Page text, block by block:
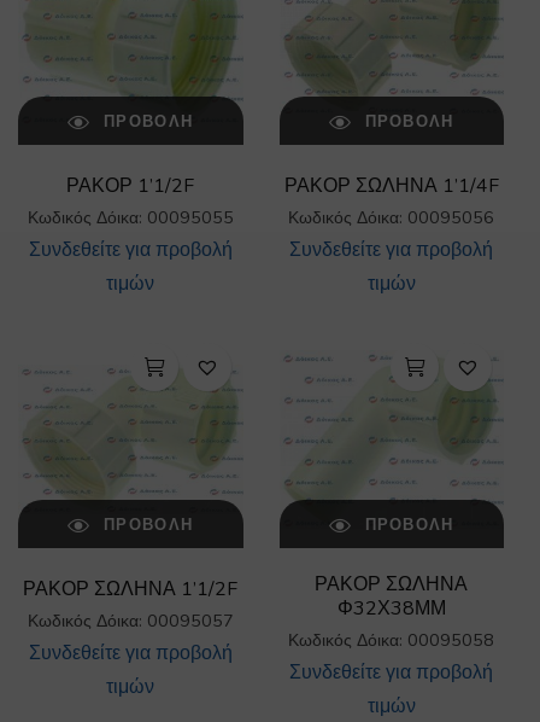
ΠΡΟΒΟΛΉ
ΡΑΚΟΡ 1’1/2F
Κωδικός Δόικα: 00095055
Συνδεθείτε για προβολή
τιμών
ΠΡΟΒΟΛΉ
ΡΑΚΟΡ ΣΩΛΗΝΑ 1’1/4F
Κωδικός Δόικα: 00095056
Συνδεθείτε για προβολή
τιμών
ΠΡΟΒΟΛΉ
ΡΑΚΟΡ ΣΩΛΗΝΑ 1’1/2F
Κωδικός Δόικα: 00095057
Συνδεθείτε για προβολή
τιμών
ΠΡΟΒΟΛΉ
ΡΑΚΟΡ ΣΩΛΗΝΑ
Φ32Χ38ΜΜ
Κωδικός Δόικα: 00095058
Συνδεθείτε για προβολή
τιμών